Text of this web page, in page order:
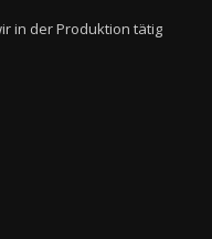
in der Produktion tätig